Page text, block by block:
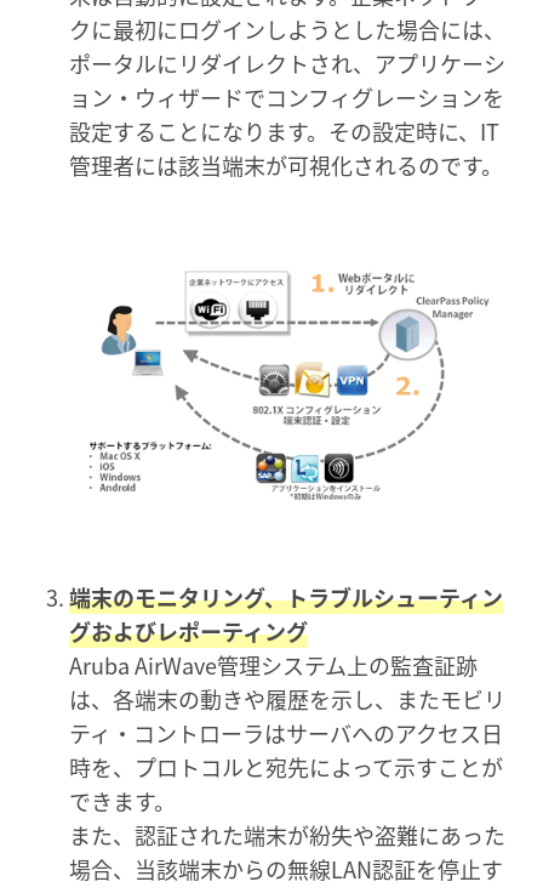
クに最初にログインしようとした場合には、
ポータルにリダイレクトされ、アプリケーシ
ョン・ウィザードでコンフィグレーションを
設定することになります。その設定時に、IT
管理者には該当端末が可視化されるのです。
端末のモニタリング、トラブルシューティン
グおよびレポーティング
Aruba AirWave管理システム上の監査証跡
は、各端末の動きや履歴を示し、またモビリ
ティ・コントローラはサーバへのアクセス日
時を、プロトコルと宛先によって示すことが
できます。
また、認証された端末が紛失や盗難にあった
場合、当該端末からの無線LAN認証を停止す